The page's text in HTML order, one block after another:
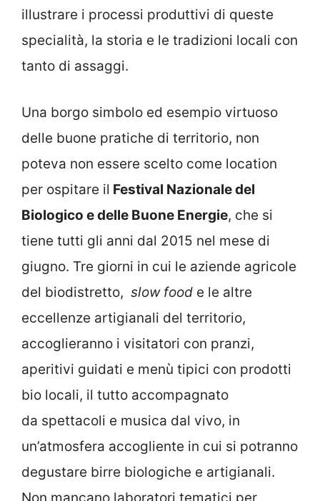
illustrare i processi produttivi di queste
specialità, la storia e le tradizioni locali con
tanto di assaggi.
Una borgo simbolo ed esempio virtuoso
delle buone pratiche di territorio, non
poteva non essere scelto come location
per ospitare il Festival Nazionale del
Biologico e delle Buone Energie, che si
tiene tutti gli anni dal 2015 nel mese di
giugno. Tre giorni in cui le aziende agricole
del biodistretto, slow food e le altre
eccellenze artigianali del territorio,
accoglieranno i visitatori con pranzi,
aperitivi guidati e menù tipici con prodotti
bio locali, il tutto accompagnato
da spettacoli e musica dal vivo, in
un’atmosfera accogliente in cui si potranno
degustare birre biologiche e artigianali.
Non mancano laboratori tematici per